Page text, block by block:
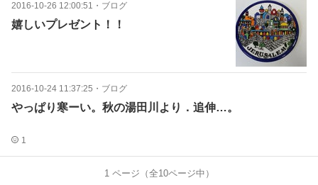
2016-10-26 12:00:51 ・ ブログ
嬉しいプレゼント！！
2016-10-24 11:37:25 ・ ブログ
やっぱり寒ーい。秋の湯田川より．追伸…。
1
1ページ（全10ページ中）